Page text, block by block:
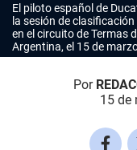
El piloto español de
la sesión de
en el circuito de Termas
Argentina, el 15 de
Por
15 de